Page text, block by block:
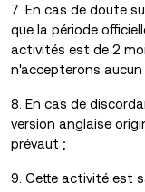
7. En cas de doute
que la période
activités est de 2
n'accepterons
8. En cas de
version anglaise
prévaut ;
9. Cette activité est